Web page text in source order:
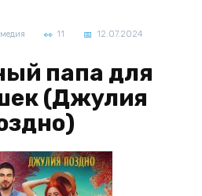
11 12.07.2024
папа для
(Джулия